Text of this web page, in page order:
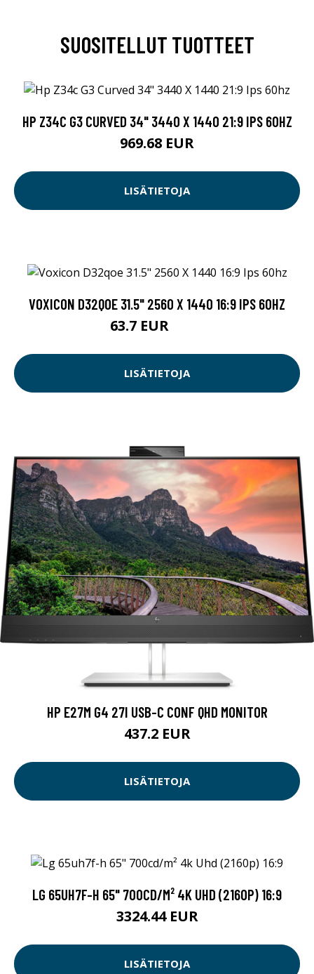
SUOSITELLUT TUOTTEET
HP Z34C G3 CURVED 34" 3440 X 1440 21:9 IPS 60HZ
969.68 EUR
LISÄTIETOJA
VOXICON D32QOE 31.5" 2560 X 1440 16:9 IPS 60HZ
63.7 EUR
LISÄTIETOJA
HP E27M G4 27I USB-C CONF QHD MONITOR
437.2 EUR
LISÄTIETOJA
LG 65UH7F-H 65" 700CD/M² 4K UHD (2160P) 16:9
3324.44 EUR
LISÄTIETOJA